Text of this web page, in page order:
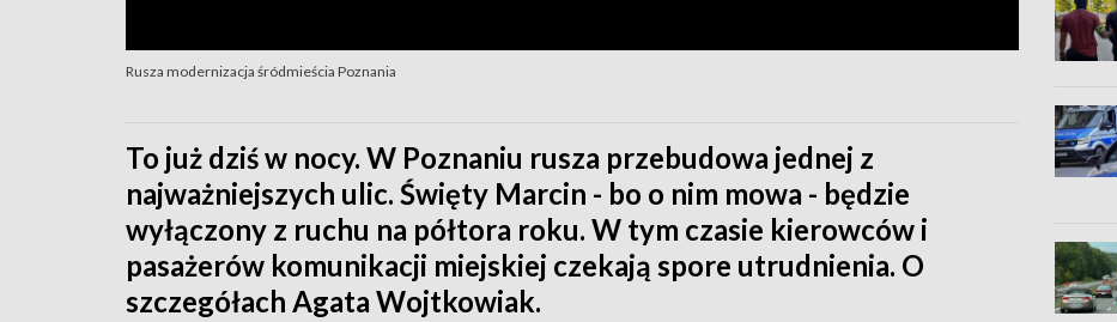
Rusza modernizacja śródmieścia Poznania
To już dziś w nocy. W Poznaniu rusza przebudowa jednej z
najważniejszych ulic. Święty Marcin - bo o nim mowa - będzie
wyłączony z ruchu na półtora roku. W tym czasie kierowców i
pasażerów komunikacji miejskiej czekają spore utrudnienia. O
szczegółach Agata Wojtkowiak.